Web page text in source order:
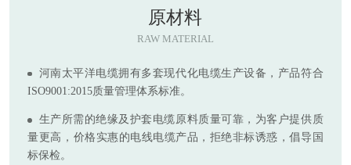
原材料
RAW MATERIAL
河南太平洋电缆拥有多套现代化电缆生产设备，产品符合
ISO9001:2015质量管理体系标准。
生产所需的绝缘及护套电缆原料质量可靠，为客户提供质
量更高，价格实惠的电线电缆产品，拒绝非标诱惑，倡导国
标保检。